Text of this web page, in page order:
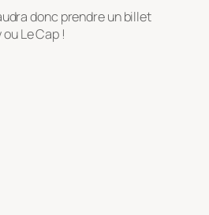
donc prendre un billet
Le Cap !